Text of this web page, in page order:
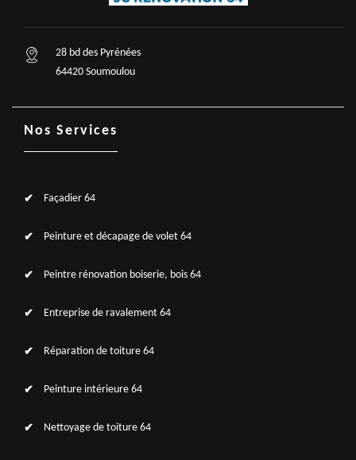
28 bd des Pyrénées
64420 Soumoulou
Nos Services
Façadier 64
Peinture et décapage de volet 64
Peintre rénovation boiserie, bois 64
Entreprise de ravalement 64
Réparation de toiture 64
Peinture intérieure 64
Nettoyage de toiture 64